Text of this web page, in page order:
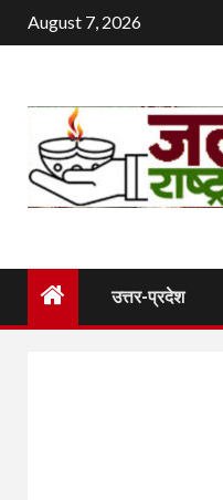
Skip
to
August 7, 2026
उत्तर-प्रदेश